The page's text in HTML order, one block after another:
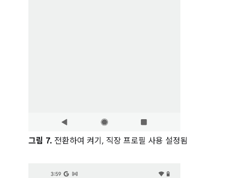
그림 7. 전환하여 켜기, 직장 프로필 사용 설정됨